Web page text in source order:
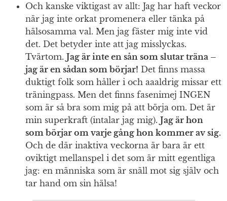
Och kanske viktigast av allt: Jag har haft veckor
när jag inte orkat promenera eller tänka på
hälsosamma val. Men jag fäster mig inte vid
det. Det betyder inte att jag misslyckas.
Tvärtom. Jag är inte en sån som slutar träna –
jag är en sådan som börjar! Det finns massa
duktigt folk som håller i och aaaldrig missar ett
träningpass. Men det finns fasenimej INGEN
som är så bra som mig på att börja om. Det är
min superkraft (intalar jag mig). Jag är hon
som börjar om varje gång hon kommer av sig.
Och de där inaktiva veckorna är bara är ett
oviktigt mellanspel i det som är mitt egentliga
jag: en människa som är snäll mot sig själv och
tar hand om sin hälsa!